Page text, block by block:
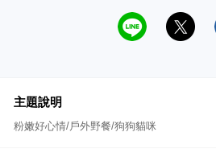
主題說明
粉嫩好心情/戶外野餐/狗狗貓咪